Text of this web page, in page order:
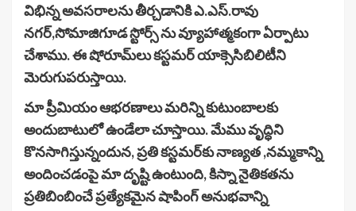
విభిన్న అవసరాలను తీర్చడానికి ఎ.ఎస్.రావు
నగర్,సోమాజిగూడ స్టోర్స్ ను వ్యూహాత్మకంగా ఏర్పాటు
చేశాము. ఈ షోరూమ్‌లు కస్టమర్ యాక్సెసిబిలిటీని
మెరుగుపరుస్తాయి.
మా ప్రీమియం ఆభరణాలు మరిన్ని కుటుంబాలకు
అందుబాటులో ఉండేలా చూస్తాయి. మేము వృద్ధిని
కొనసాగిస్తున్నందున, ప్రతి కస్టమర్‌కు నాణ్యత ,నమ్మకాన్ని
అందించడంపై మా దృష్టి ఉంటుంది, కిస్నా నైతికతను
ప్రతిబింబించే ప్రత్యేకమైన షాపింగ్ అనుభవాన్ని